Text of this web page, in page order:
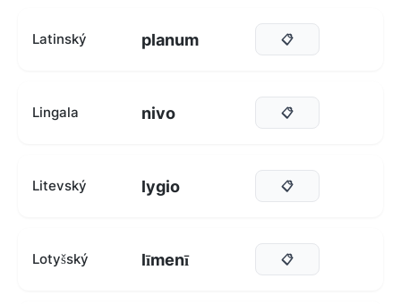
Latinský planum 📋
Lingala nivo 📋
Litevský lygio 📋
Lotyšský līmenī 📋